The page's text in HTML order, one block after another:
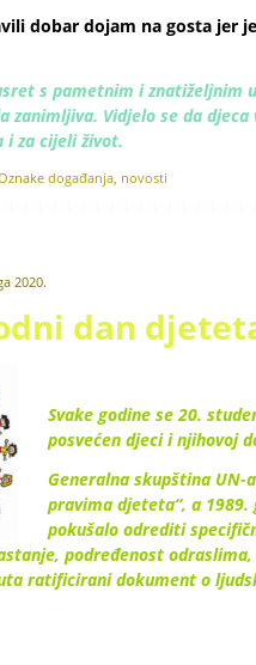
dobar dojam na gosta jer
s pametnim i
zanimljiva. Vidjelo se da
i za cijeli život.
događanja, novosti
2020.
dan
Svake godine se 20.
posvećen djeci i njihovoj
Generalna skupština UN-
pravima djeteta“, a
pokušalo odrediti
podređenost
ratificirani dokument o